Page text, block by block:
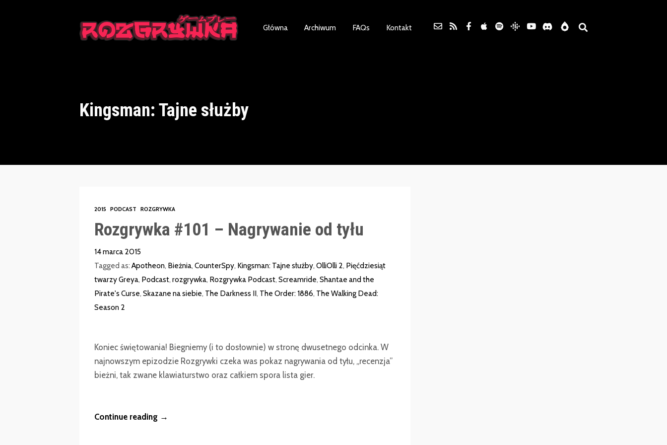
Główna Archiwum FAQs Kontakt
Kingsman: Tajne służby
2015 PODCAST ROZGRYWKA
Rozgrywka #101 – Nagrywanie od tyłu
14 marca 2015
Tagged as: Apotheon, Bieżnia, CounterSpy, Kingsman: Tajne służby, OlliOlli 2, Pięćdziesiąt
twarzy Greya, Podcast, rozgrywka, Rozgrywka Podcast, Screamride, Shantae and the
Pirate's Curse, Skazane na siebie, The Darkness II, The Order: 1886, The Walking Dead:
Season 2
Koniec świętowania! Biegniemy (i to dosłownie) w stronę dwusetnego odcinka. W
najnowszym epizodzie Rozgrywki czeka was pokaz nagrywania od tyłu, „recenzja”
bieżni, tak zwane klawiaturstwo oraz całkiem spora lista gier.
Continue reading →